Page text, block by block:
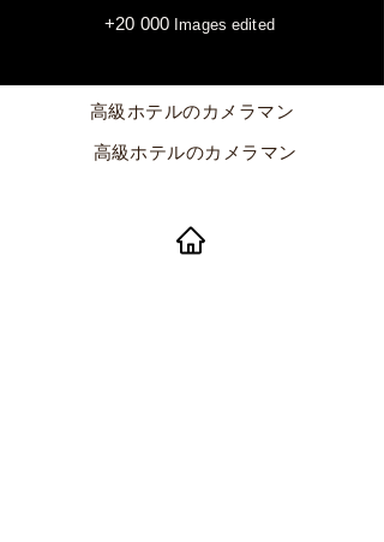
+20 000 Images edited
高級ホテルのカメラマン
高級ホテルのカメラマン